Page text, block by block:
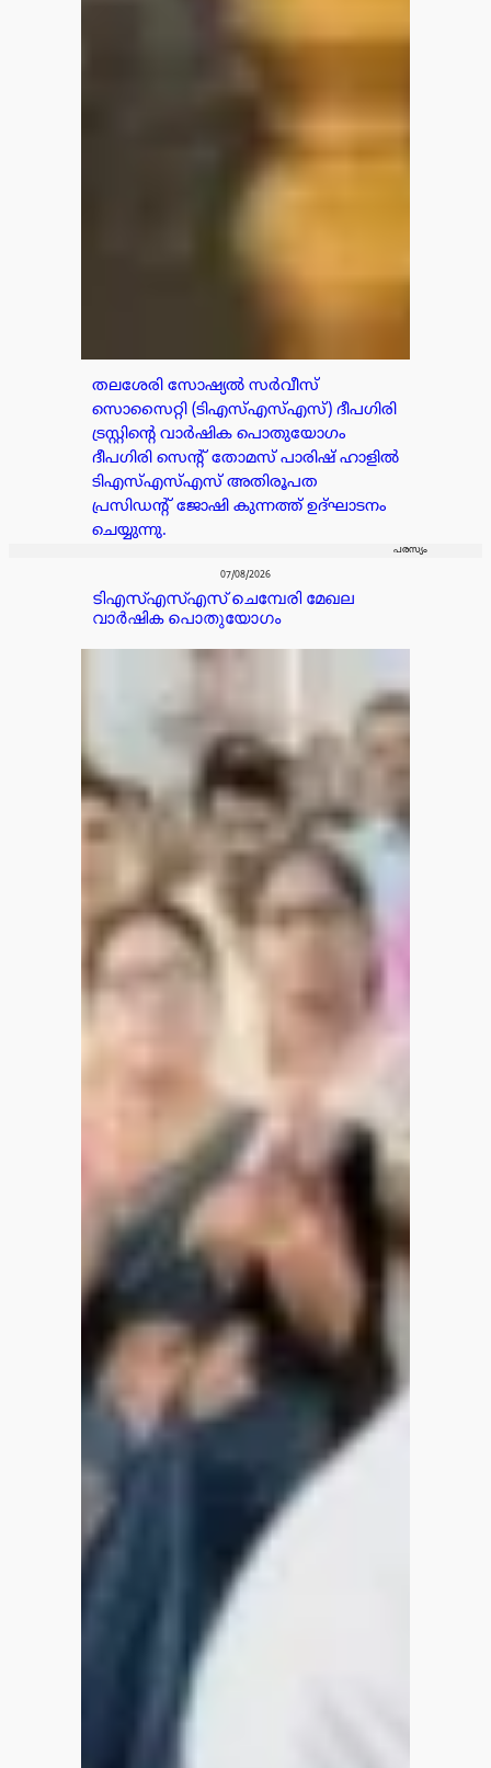
തലശേരി സോഷ്യൽ സർവീസ്
സൊസൈറ്റി (ടിഎസ്എസ്എസ്) ദീപഗിരി
ട്രസ്റ്റിന്റെ വാർഷിക പൊതുയോഗം
ദീപഗിരി സെന്റ് തോമസ് പാരിഷ് ഹാളിൽ
ടിഎസ്എസ്എസ് അതിരൂപത
പ്രസിഡൻ്റ് ജോഷി കുന്നത്ത് ഉദ്ഘാടനം
ചെയ്യുന്നു.
പരസ്യം
07/08/2026
ടിഎസ്എസ്എസ് ചെമ്പേരി മേഖല
വാർഷിക പൊതുയോഗം